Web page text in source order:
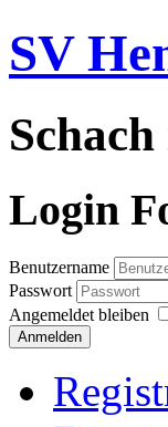
SV
Login
Benutzername
Passwort
Angemeldet bleiben
Anmelden